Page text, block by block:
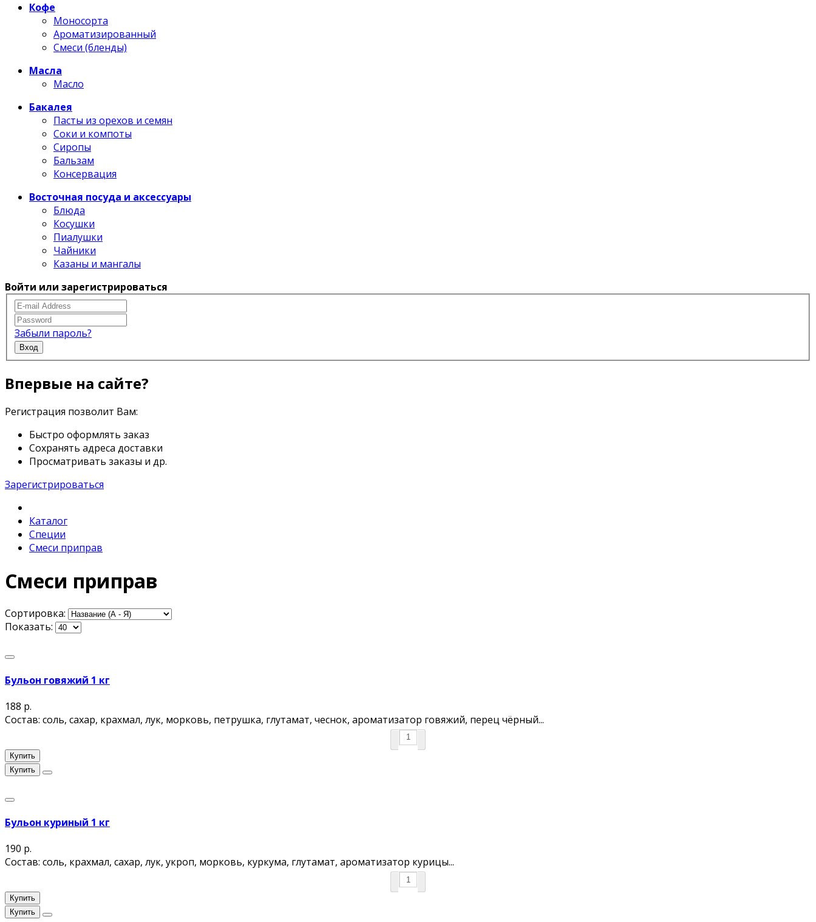
Кофе
Моносорта
Ароматизированный
Смеси (бленды)
Масла
Масло
Бакалея
Пасты из орехов и семян
Соки и компоты
Сиропы
Бальзам
Консервация
Восточная посуда и аксессуары
Блюда
Косушки
Пиалушки
Чайники
Казаны и мангалы
Войти или зарегистрироваться
Забыли пароль?
Вход
Впервые на сайте?
Регистрация позволит Вам:
Быстро оформлять заказ
Сохранять адреса доставки
Просматривать заказы и др.
Зарегистрироваться
Каталог
Специи
Смеси приправ
Смеси приправ
Сортировка:
Показать:
Бульон говяжий 1 кг
188 р.
Состав: соль, сахар, крахмал, лук, морковь, петрушка, глутамат, чеснок, ароматизатор говяжий, перец чёрный...
Купить
Купить
Бульон куриный 1 кг
190 р.
Состав: соль, крахмал, сахар, лук, укроп, морковь, куркума, глутамат, ароматизатор курицы...
Купить
Купить